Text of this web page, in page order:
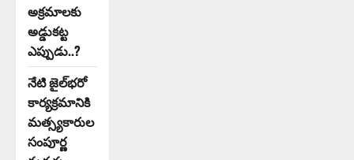
అక్రమాలకు
అడ్డుకట్ట
ఎప్పుడు..?
నేటి జైల్‌భరో
కార్యక్రమానికి
మత్స్యకారుల
సంపూర్ణ